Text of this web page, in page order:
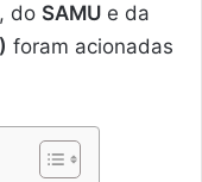
, do SAMU e da
foram acionadas